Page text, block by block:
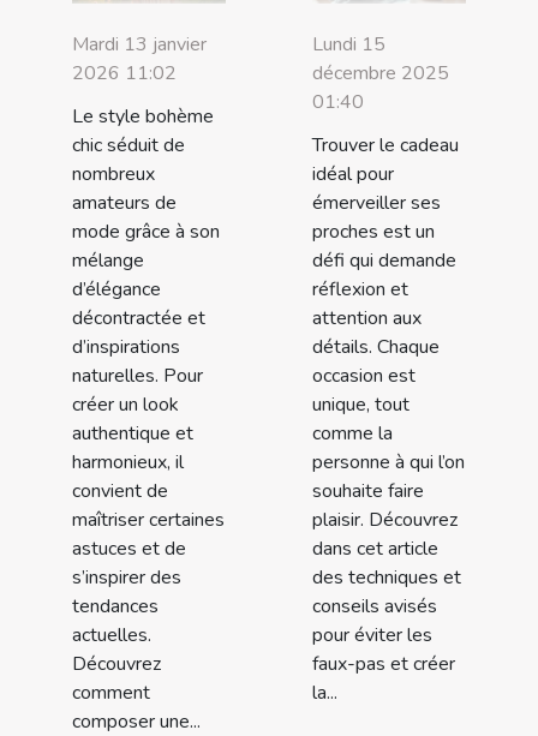
Mardi 13 janvier
2026 11:02
Le style bohème
chic séduit de
nombreux
amateurs de
mode grâce à son
mélange
d’élégance
décontractée et
d’inspirations
naturelles. Pour
créer un look
authentique et
harmonieux, il
convient de
maîtriser certaines
astuces et de
s’inspirer des
tendances
actuelles.
Découvrez
comment
composer une...
Lundi 15
décembre 2025
01:40
Trouver le cadeau
idéal pour
émerveiller ses
proches est un
défi qui demande
réflexion et
attention aux
détails. Chaque
occasion est
unique, tout
comme la
personne à qui l’on
souhaite faire
plaisir. Découvrez
dans cet article
des techniques et
conseils avisés
pour éviter les
faux-pas et créer
la...